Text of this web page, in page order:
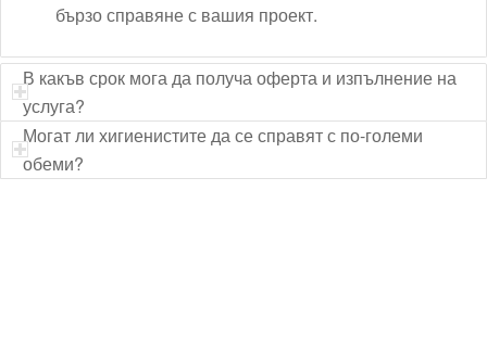
бързо справяне с вашия проект.
В какъв срок мога да получа оферта и изпълнение на
услуга?
Могат ли хигиенистите да се справят с по-големи
обеми?